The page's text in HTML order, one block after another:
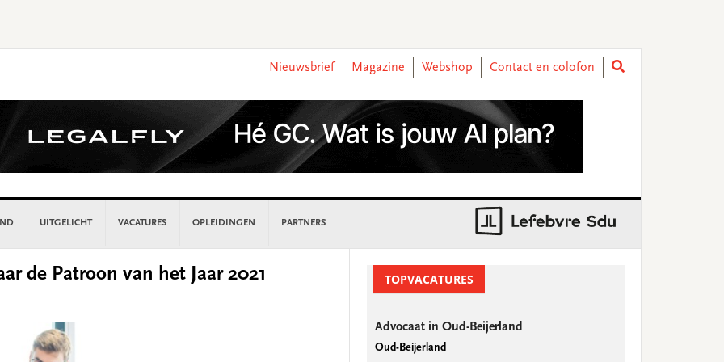
Nieuwsbrief
Magazine Webshop Contact en colofon
UITGELICHT VACATURES OPLEIDINGEN PARTNERS
de Patroon van het Jaar 2021
SidebarTOPVACATURES
Advocaat in Oud-Beijerland
Oud-Beijerland